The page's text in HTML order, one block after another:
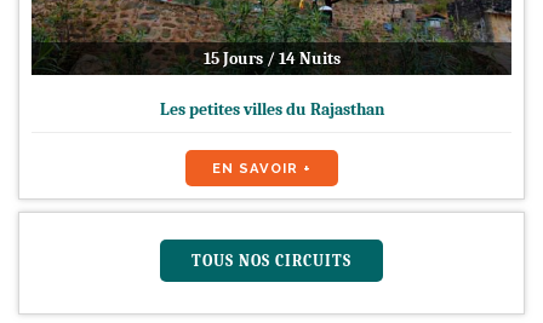
15 Jours / 14 Nuits
Les petites villes du Rajasthan
EN SAVOIR +
TOUS NOS CIRCUITS